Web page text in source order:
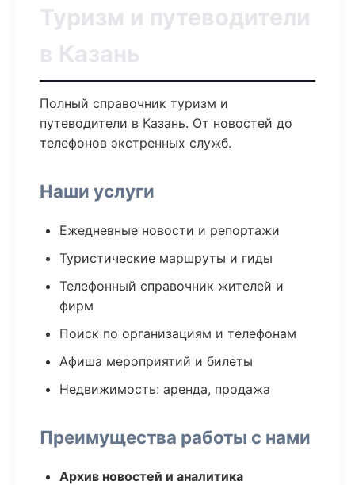
Туризм и путеводители
в Казань
Полный справочник туризм и
путеводители в Казань. От новостей до
телефонов экстренных служб.
Наши услуги
Ежедневные новости и репортажи
Туристические маршруты и гиды
Телефонный справочник жителей и
фирм
Поиск по организациям и телефонам
Афиша мероприятий и билеты
Недвижимость: аренда, продажа
Преимущества работы с нами
Архив новостей и аналитика